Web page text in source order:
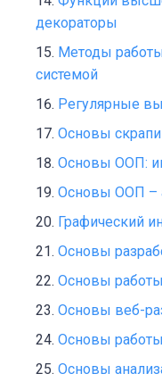
декораторы
Методы
системой
Регулярные
Основы
Основы ООП:
Основы ООП –
Графический
Основы
Основы
Основы веб-
Основы
Основы